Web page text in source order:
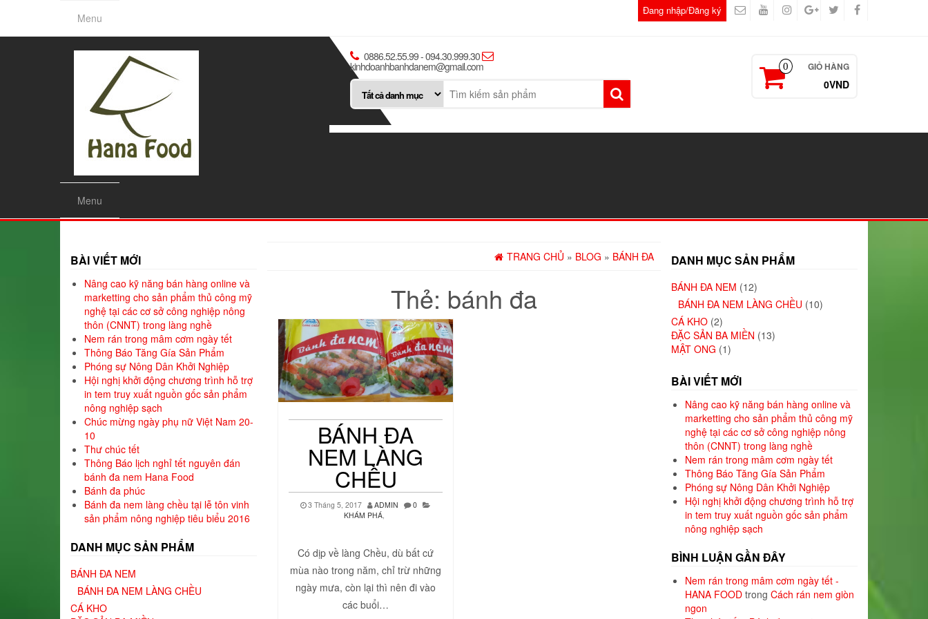
the
Menu
Đang nhập/Đăng ký
0886.52.55.99 - 094.30.999.30
kinhdoanhbanhdanem@gmail.com 0 GIỎ HÀNG
0VND
Menu
BÀI VIẾT MỚI
Nâng cao kỹ năng bán hàng online và
marketting cho sản phẩm thủ công mỹ
nghệ tại các cơ sở công nghiệp nông
thôn (CNNT) trong làng nghề
Nem rán trong mâm cơm ngày tết
Thông Báo Tăng Gía Sản Phẩm
Phóng sự Nông Dân Khởi Nghiệp
Hội nghị khởi động chương trình hỗ trợ
in tem truy xuất nguồn gốc sản phẩm
nông nghiệp sạch
Chúc mừng ngày phụ nữ Việt Nam 20-
10
Thư chúc tết
Thông Báo lịch nghỉ tết nguyên đán
bánh đa nem Hana Food
Bánh đa phúc
Bánh đa nem làng chều tại lễ tôn vinh
sản phẩm nông nghiệp tiêu biểu 2016
DANH MỤC SẢN PHẨM
BÁNH ĐA NEM
BÁNH ĐA NEM LÀNG CHỀU
CÁ KHO
TRANG CHỦ » BLOG » BÁNH ĐA
Thẻ: bánh đa
BÁNH ĐA
NEM LÀNG
CHỀU
3 Tháng 5, 2017 ADMIN
0
KHÁM PHÁ,
Có dịp về làng Chều, dù bất cứ
mùa nào trong năm, chỉ trừ những
ngày mưa, còn lại thì nên đi vào
các buổi…
DANH MỤC SẢN PHẨM
BÁNH ĐA NEM (12)
BÁNH ĐA NEM LÀNG CHỀU (10)
CÁ KHO (2)
ĐẶC SẢN BA MIỀN (13)
MẬT ONG (1)
BÀI VIẾT MỚI
Nâng cao kỹ năng bán hàng online và
marketting cho sản phẩm thủ công mỹ
nghệ tại các cơ sở công nghiệp nông
thôn (CNNT) trong làng nghề
Nem rán trong mâm cơm ngày tết
Thông Báo Tăng Gía Sản Phẩm
Phóng sự Nông Dân Khởi Nghiệp
Hội nghị khởi động chương trình hỗ trợ
in tem truy xuất nguồn gốc sản phẩm
nông nghiệp sạch
BÌNH LUẬN GẦN ĐÂY
Nem rán trong mâm cơm ngày tết -
HANA FOOD trong Cách rán nem giòn
ngon